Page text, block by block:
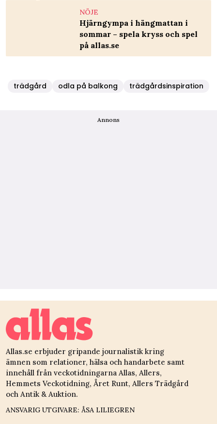
NÖJE
Hjärngympa i hängmattan i
sommar – spela kryss och spel
på allas.se
trädgård odla på balkong trädgårdsinspiration
Annons
Allas.se erbjuder gripande journalistik kring
ämnen som relationer, hälsa och handarbete samt
innehåll från veckotidningarna Allas, Allers,
Hemmets Veckotidning, Året Runt, Allers Trädgård
och Antik & Auktion.
ANSVARIG UTGIVARE: ÅSA LILIEGREN